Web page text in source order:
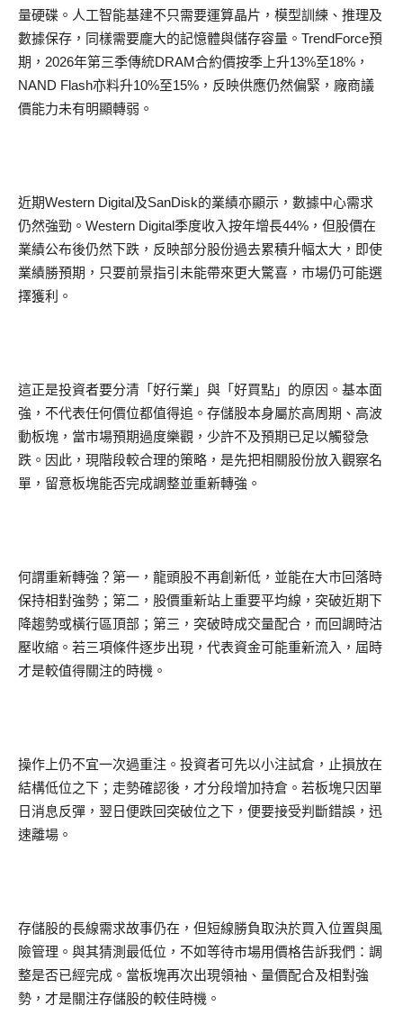
量硬碟。人工智能基建不只需要運算晶片，模型訓練、推理及
數據保存，同樣需要龐大的記憶體與儲存容量。TrendForce預
期，2026年第三季傳統DRAM合約價按季上升13%至18%，
NAND Flash亦料升10%至15%，反映供應仍然偏緊，廠商議
價能力未有明顯轉弱。
近期Western Digital及SanDisk的業績亦顯示，數據中心需求
仍然強勁。Western Digital季度收入按年增長44%，但股價在
業績公布後仍然下跌，反映部分股份過去累積升幅太大，即使
業績勝預期，只要前景指引未能帶來更大驚喜，市場仍可能選
擇獲利。
這正是投資者要分清「好行業」與「好買點」的原因。基本面
強，不代表任何價位都值得追。存儲股本身屬於高周期、高波
動板塊，當市場預期過度樂觀，少許不及預期已足以觸發急
跌。因此，現階段較合理的策略，是先把相關股份放入觀察名
單，留意板塊能否完成調整並重新轉強。
何謂重新轉強？第一，龍頭股不再創新低，並能在大市回落時
保持相對強勢；第二，股價重新站上重要平均線，突破近期下
降趨勢或橫行區頂部；第三，突破時成交量配合，而回調時沽
壓收縮。若三項條件逐步出現，代表資金可能重新流入，屆時
才是較值得關注的時機。
操作上仍不宜一次過重注。投資者可先以小注試倉，止損放在
結構低位之下；走勢確認後，才分段增加持倉。若板塊只因單
日消息反彈，翌日便跌回突破位之下，便要接受判斷錯誤，迅
速離場。
存儲股的長線需求故事仍在，但短線勝負取決於買入位置與風
險管理。與其猜測最低位，不如等待市場用價格告訴我們：調
整是否已經完成。當板塊再次出現領袖、量價配合及相對強
勢，才是關注存儲股的較佳時機。